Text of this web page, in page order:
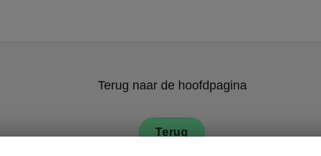
Terug naar de hoofdpagina
Terug